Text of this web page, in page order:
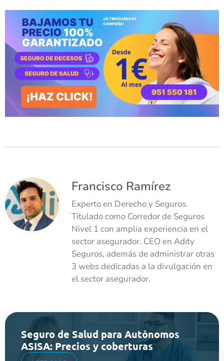
Francisco Ramírez
Experto en Derecho y Seguros.
Titulado como Corredor de Seguros
Nivel 1 con amplia experiencia en el
sector asegurador. CEO en Adity
Seguros, además de administrar otras
3 webs dedicadas a la divulgación en
el sector asegurador.
Seguro de Salud para Autónomos
ASISA: Precios y coberturas